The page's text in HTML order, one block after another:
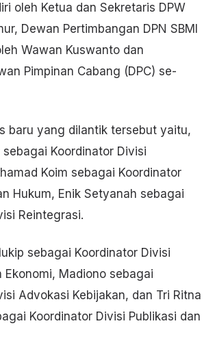
oleh Ketua dan Sekretaris DPW
Dewan Pertimbangan DPN SBMI
Wawan Kuswanto dan
Pimpinan Cabang (DPC) se-
baru yang dilantik tersebut yaitu,
sebagai Koordinator Divisi
Koim sebagai Koordinator
Hukum, Enik Setyanah sebagai
Reintegrasi.
sebagai Koordinator Divisi
Ekonomi, Madiono sebagai
Advokasi Kebijakan, dan Tri Ritna
Koordinator Divisi Publikasi dan